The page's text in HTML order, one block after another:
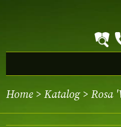
Home > Katalog> Rosa